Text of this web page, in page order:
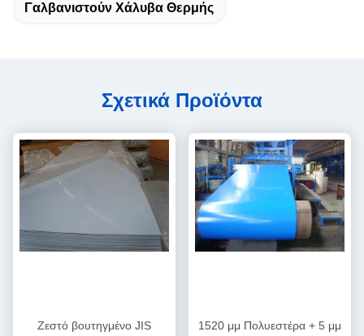
Γαλβανιστούν Χάλυβα Θερμής
Σχετικά Προϊόντα
Ζεστό βουτηγμένο JIS
1520 μμ Πολυεστέρα + 5 μμ